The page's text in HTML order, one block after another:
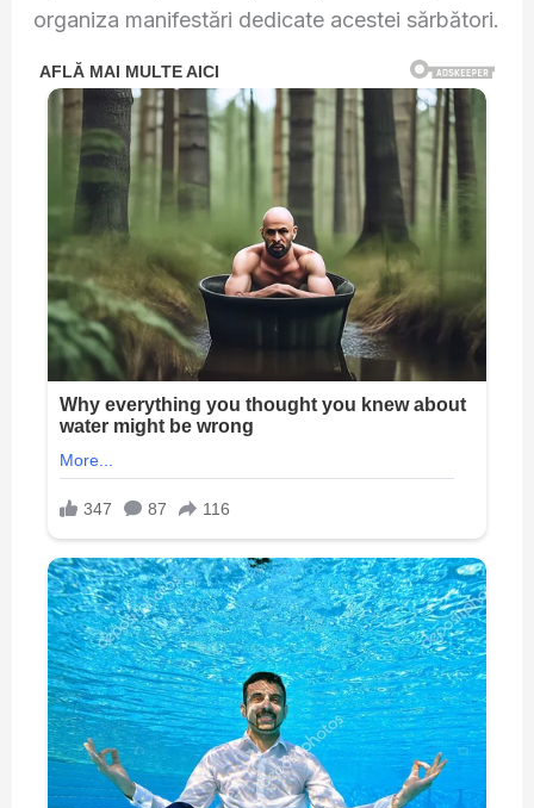
organiza manifestări dedicate acestei sărbători.